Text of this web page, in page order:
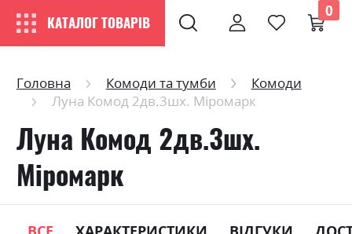
КАТАЛОГ ТОВАРІВ
0
Головна Комоди та тумби
Комоди
Луна Комод 2дв.3шх. Міромарк
Луна Комод 2дв.3шх.
Міромарк